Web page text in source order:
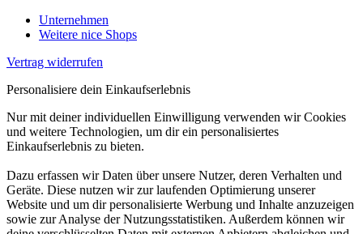
Unternehmen
Weitere nice Shops
Vertrag widerrufen
Personalisiere dein Einkaufserlebnis
Nur mit deiner individuellen Einwilligung verwenden wir Cookies
und weitere Technologien, um dir ein personalisiertes
Einkaufserlebnis zu bieten.
Dazu erfassen wir Daten über unsere Nutzer, deren Verhalten und
Geräte. Diese nutzen wir zur laufenden Optimierung unserer
Website und um dir personalisierte Werbung und Inhalte anzuzeigen
sowie zur Analyse der Nutzungsstatistiken. Außerdem können wir